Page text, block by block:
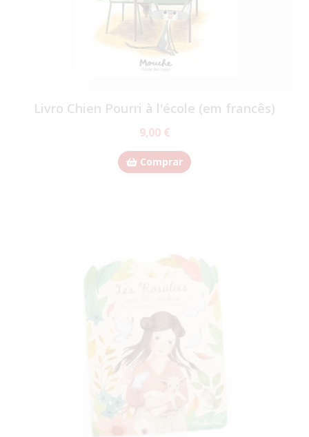
Livro Chien Pourri à l'école (em francês)
9,00 €
Comprar